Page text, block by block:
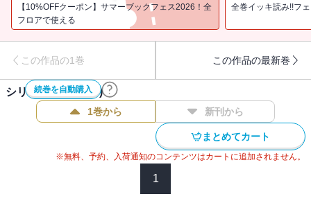
【10%OFFクーポン】サマーブックフェス2026！全
フロアで使える
全巻イッキ読み!!フ
この作品の1巻 この作品の最新巻
続巻を自動購入
シリーズ作品(10件)
1巻から 新刊から
まとめてカート
※無料、予約、入荷通知のコンテンツはカートに追加されません。
1